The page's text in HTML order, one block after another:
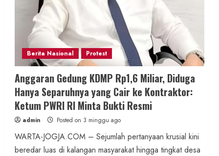
Berita Nasional Protest
Anggaran Gedung KDMP Rp1,6 Miliar, Diduga
Hanya Separuhnya yang Cair ke Kontraktor:
Ketum PWRI RI Minta Bukti Resmi
admin Posted on 3 minggu ago
WARTA-JOGJA.COM – Sejumlah pertanyaan krusial kini
beredar luas di kalangan masyarakat hingga tingkat desa